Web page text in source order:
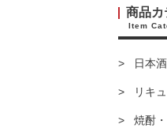
商品カ
Item
日本
リキ
焼酎